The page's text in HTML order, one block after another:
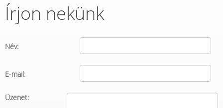
Írjon nekünk
Név:
E-mail:
Üzenet: